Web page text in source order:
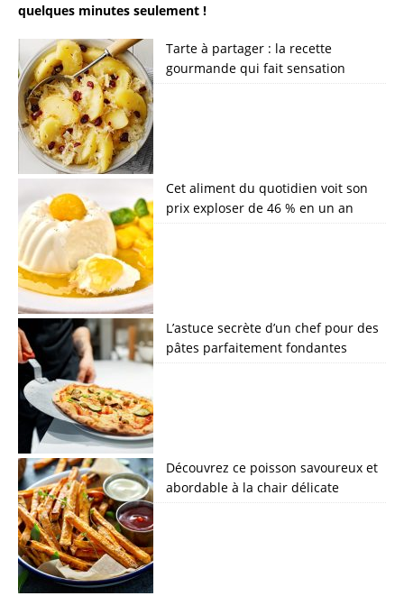
quelques minutes seulement !
Tarte à partager : la recette
gourmande qui fait sensation
Cet aliment du quotidien voit son
prix exploser de 46 % en un an
L’astuce secrète d’un chef pour des
pâtes parfaitement fondantes
Découvrez ce poisson savoureux et
abordable à la chair délicate